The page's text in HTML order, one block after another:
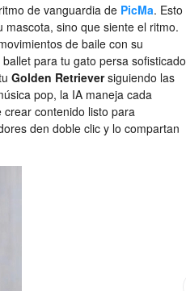
de vanguardia de PicMa. Esto
mascota, sino quesiente el ritmo.
de baile con su
para tu gato persa sofisticado
Golden Retrieversiguiendo las
pop, la IA maneja cada
contenido listo para
den doble clic y lo compartan